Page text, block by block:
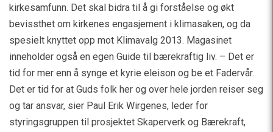
kirkesamfunn. Det skal bidra til å gi forståelse og økt
bevissthet om kirkenes engasjement i klimasaken, og da
spesielt knyttet opp mot Klimavalg 2013. Magasinet
inneholder også en egen Guide til bærekraftig liv. – Det er
tid for mer enn å synge et kyrie eleison og be et Fadervår.
Det er tid for at Guds folk her og over hele jorden reiser seg
og tar ansvar, sier Paul Erik Wirgenes, leder for
styringsgruppen til prosjektet Skaperverk og Bærekraft,